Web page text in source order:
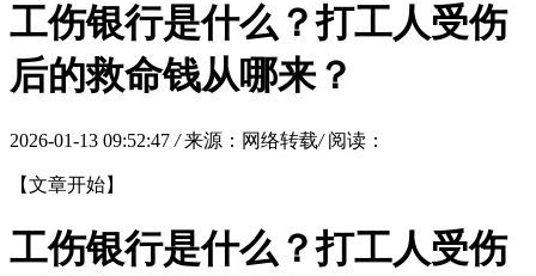
工伤银行是什么？打工人受伤
后的救命钱从哪来？
2026-01-13 09:52:47 / 来源：网络转载/ 阅读：
【文章开始】
工伤银行是什么？打工人受伤